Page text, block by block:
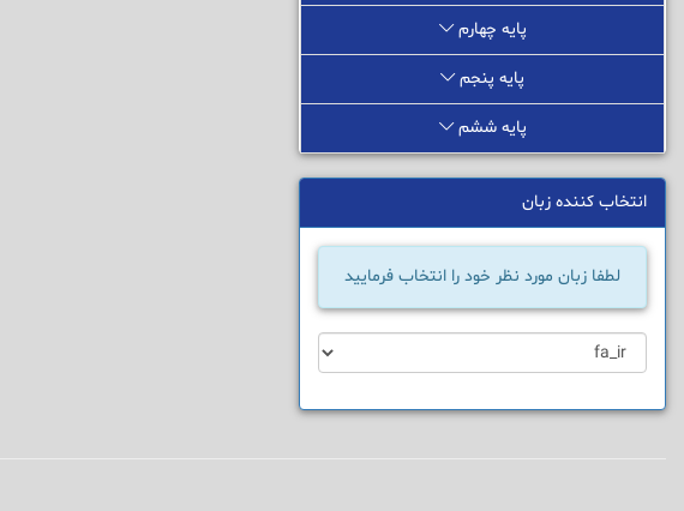
پایه چهارم
پایه پنجم
پایه ششم
انتخاب کننده زبان
لطفا زبان مورد نظر خود را انتخاب فرمایید